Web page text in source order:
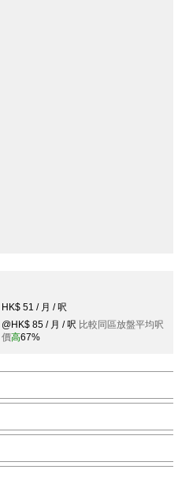
HK$ 51 / 月 / 呎
@HK$ 85 / 月 / 呎 比較同區放盤平均呎
價高67%